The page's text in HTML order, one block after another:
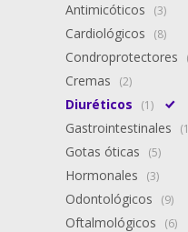
Antimicóticos (3)
Cardiológicos (8)
Condroprotectores
Cremas (2)
Diuréticos (1)
Gastrointestinales
Gotas óticas (5)
Hormonales (3)
Odontológicos (9)
Oftalmológicos (6)